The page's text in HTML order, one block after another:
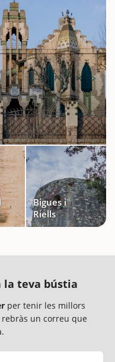
Bigues i
Riells
la teva bústia
per tenir les millors
rebràs un correu que